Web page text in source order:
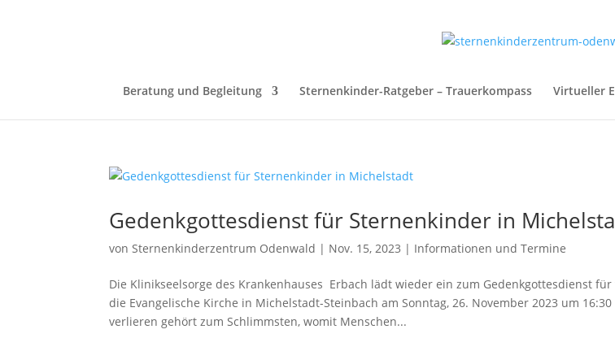
Beratung und Begleitung Sternenkinder-Ratgeber – Trauerkompass Virtueller
Gedenkgottesdienst für Sternenkinder in
vonSternenkinderzentrum Odenwald | Nov. 15, 2023 | Informationen und Termine
Die Klinikseelsorge des Krankenhauses Erbach lädt wieder ein zum Gedenkgottesdienst
die Evangelische Kirche in Michelstadt-Steinbach am Sonntag, 26. November 2023 um
verlieren gehört zum Schlimmsten, womit Menschen...